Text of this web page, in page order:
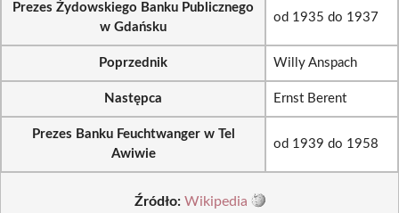
Prezes Żydowskiego Banku Publicznego
w Gdańsku
od 1935 do 1937
Poprzednik Willy Anspach
Następca Ernst Berent
Prezes Banku Feuchtwanger w Tel
Awiwie
od 1939 do 1958
Źródło: Wikipedia